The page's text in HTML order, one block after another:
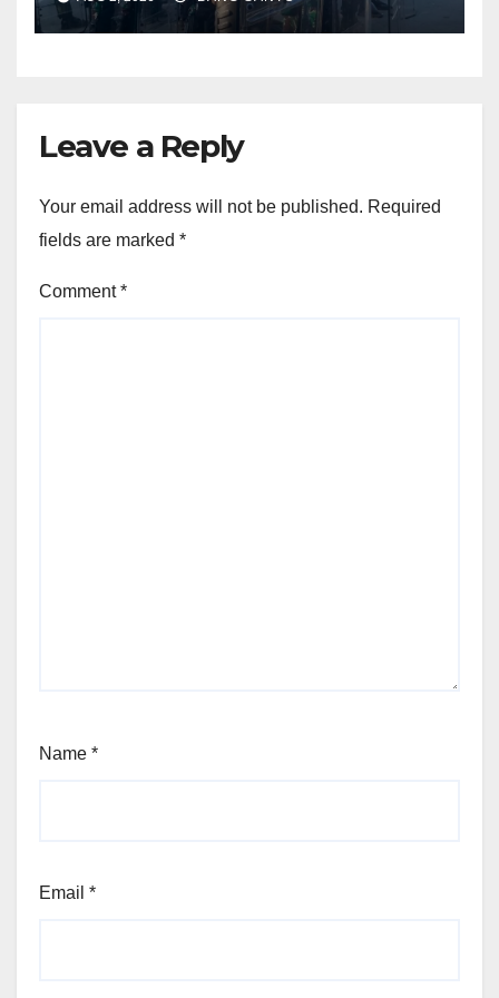
Papua Tengah
Leave a Reply
Your email address will not be published. Required
fields are marked *
Comment*
Name *
Email *